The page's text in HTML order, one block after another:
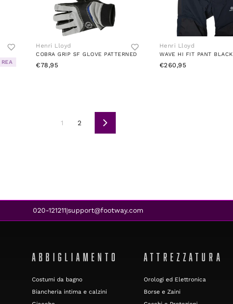
REA
Henri Lloyd
COBRA GRIP SF GLOVE PATTERNED
€78,95
Henri Lloyd
WAVE HI FIT PANT BLACK
€260,95
1 2 Avanti
020-121211|support@footway.com
ABBIGLIAMENTO
Costumi da bagno
Biancheria intima e calzini
ATTREZZATURA
Orologi ed Elettronica
Borse e Zaini